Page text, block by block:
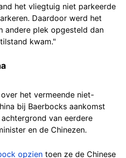
het vliegtuig niet parkeerde
Daardoor werd het
andere plek opgesteld dan
kwam."
het vermeende niet-
bij Baerbocks aankomst
van eerdere
en de Chinezen.
opzien toen ze de Chinese